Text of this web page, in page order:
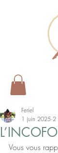
Feriel
1 juin 2025 2
Vous vous